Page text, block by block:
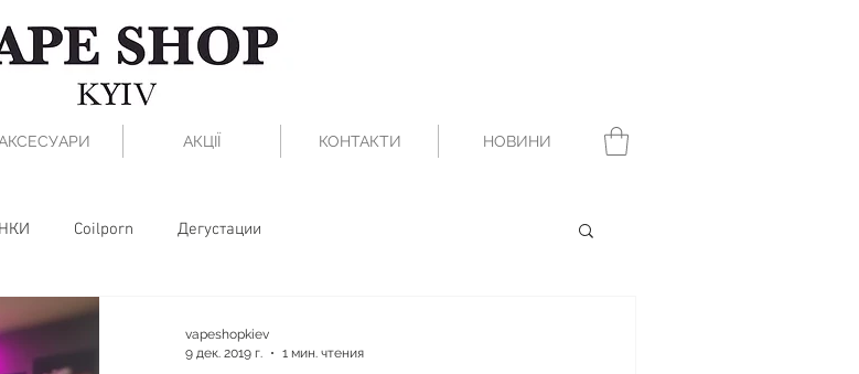
АКЦІЇ КОНТАКТИ НОВИНИ
Coilporn Дегустации
vapeshopkiev
9 дек. 2019 г.
1 мин. чтения